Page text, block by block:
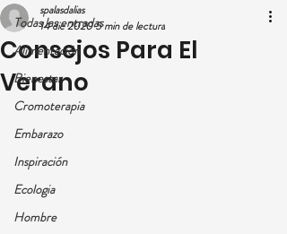
Todas las entradas
Alimentación
Bienestar
Cromoterapia
Embarazo
Inspiración
Ecologia
Hombre
Consejos Para El
Verano
spalasdalias
14 dic 20205 min de lectura